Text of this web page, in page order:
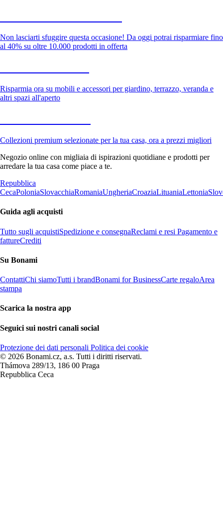
Non lasciarti sfuggire questa occasione! Da oggi potrai risparmiare fino
al 40% su oltre 10.000 prodotti in offerta
Risparmia ora su mobili e accessori per giardino, terrazzo, veranda e
altri spazi all'aperto
Collezioni premium selezionate per la tua casa, ora a prezzi migliori
Negozio online con migliaia di ispirazioni quotidiane e prodotti per
arredare la tua casa come piace a te.
Repubblica
CecaPoloniaSlovacchiaRomaniaUngheriaCroaziaLituaniaLettonia
Guida agli acquisti
Tutto sugli acquistiSpedizione e consegnaReclami e resi Pagamento e
fattureCrediti
Su Bonami
ContattiChi siamoTutti i brandBonami for BusinessCarte regaloArea
stampa
Scarica la nostra app
Seguici sui nostri canali social
Protezione dei dati personali Politica dei cookie
© 2026 Bonami.cz, a.s. Tutti i diritti riservati.
Thámova 289/13, 186 00 Praga
Repubblica Ceca